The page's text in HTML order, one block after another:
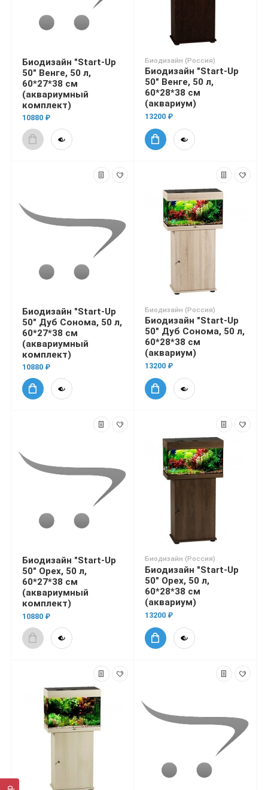
Биодизайн "Start-Up
50" Венге, 50 л,
60*27*38 см
(аквариумный
комплект)
10880 ₽
Биодизайн (Россия)
Биодизайн "Start-Up
50" Венге, 50 л,
60*28*38 см
(аквариум)
13200 ₽
Биодизайн "Start-Up
50" Дуб Сонома, 50 л,
60*27*38 см
(аквариумный
комплект)
10880 ₽
Биодизайн (Россия)
Биодизайн "Start-Up
50" Дуб Сонома, 50 л,
60*28*38 см
(аквариум)
13200 ₽
Биодизайн "Start-Up
50" Орех, 50 л,
60*27*38 см
(аквариумный
комплект)
10880 ₽
Биодизайн (Россия)
Биодизайн "Start-Up
50" Орех, 50 л,
60*28*38 см
(аквариум)
13200 ₽